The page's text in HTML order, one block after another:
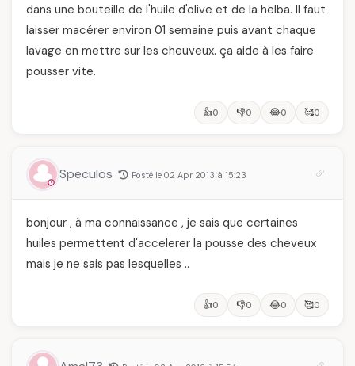
dans une bouteille de l'huile d'olive et de la helba. Il faut
laisser macérer environ 01 semaine puis avant chaque
lavage en mettre sur les cheuveux. ça aide à les faire
pousser vite.
👍0 👎0 😂0 🥰0
Speculos Posté le 02 Apr 2013 à 15:23
bonjour , à ma connaissance , je sais que certaines
huiles permettent d'accelerer la pousse des cheveux
mais je ne sais pas lesquelles ..
👍0 👎0 😂0 🥰0